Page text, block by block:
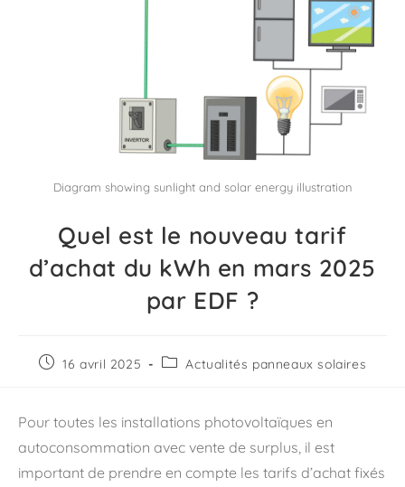
Diagram showing sunlight and solar energy illustration
Quel est le nouveau tarif
d’achat du kWh en mars 2025
par EDF ?
16 avril 2025 Actualités panneaux solaires
Pour toutes les installations photovoltaïques en
autoconsommation avec vente de surplus, il est
important de prendre en compte les tarifs d’achat fixés